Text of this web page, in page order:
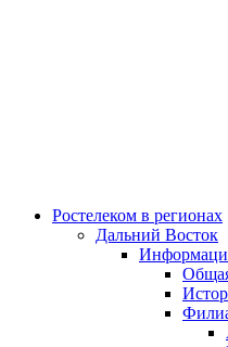
Ростелеком в регионах
Дальний Восток